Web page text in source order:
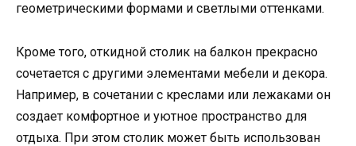
геометрическими формами и светлыми оттенками.
Кроме того, откидной столик на балкон прекрасно
сочетается с другими элементами мебели и декора.
Например, в сочетании с креслами или лежаками он
создает комфортное и уютное пространство для
отдыха. При этом столик может быть использован